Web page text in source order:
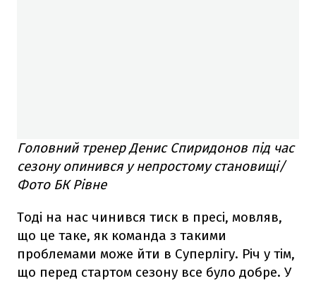
Головний тренер Денис Спиридонов під час
сезону опинився у непростому становищі/
Фото БК Рівне
Тоді на нас чинився тиск в пресі, мовляв,
що це таке, як команда з такими
проблемами може йти в Суперлігу. Річ у тім,
що перед стартом сезону все було добре. У